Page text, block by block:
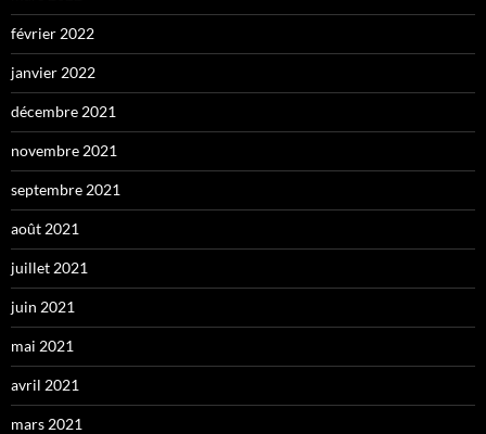
février 2022
janvier 2022
décembre 2021
novembre 2021
septembre 2021
août 2021
juillet 2021
juin 2021
mai 2021
avril 2021
mars 2021